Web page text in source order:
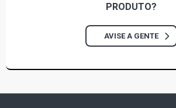
PRODUTO?
AVISE A GENTE